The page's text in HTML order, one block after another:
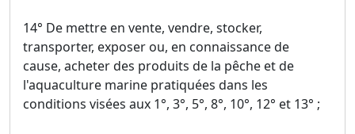
14° De mettre en vente, vendre, stocker,
transporter, exposer ou, en connaissance de
cause, acheter des produits de la pêche et de
l'aquaculture marine pratiquées dans les
conditions visées aux 1°, 3°, 5°, 8°, 10°, 12° et 13° ;